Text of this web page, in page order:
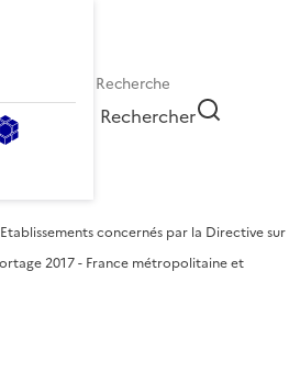
Rechercher
Etablissements concernés par la Directive sur
2017 - France métropolitaine et